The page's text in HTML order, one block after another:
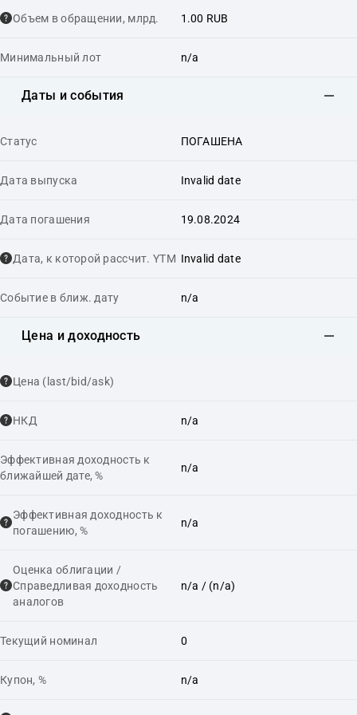
Объем в обращении, млрд. 1.00 RUB
Минимальный лот n/a
Даты и события
Статус ПОГАШЕНА
Дата выпуска Invalid date
Дата погашения 19.08.2024
Дата, к которой рассчит. YTM Invalid date
Событие в ближ. дату n/a
Цена и доходность
Цена (last/bid/ask)
НКД n/a
Эффективная доходность к
ближайшей дате, %
n/a
Эффективная доходность к
погашению, %
n/a
Оценка облигации /
Справедливая доходность
аналогов
n/a / (n/a)
Текущий номинал 0
Купон, % n/a